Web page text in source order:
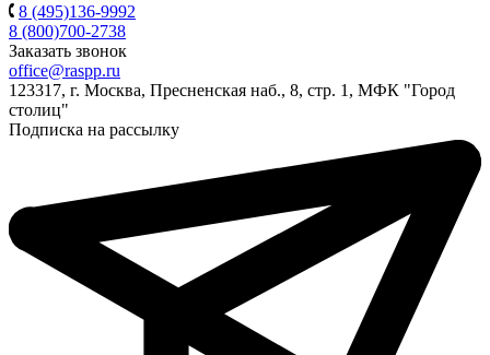
8 (495)136-9992
8 (800)700-2738
Заказать звонок
office@raspp.ru
123317, г. Москва, Пресненская наб., 8, стр. 1, МФК "Город
столиц"
Подписка на рассылку